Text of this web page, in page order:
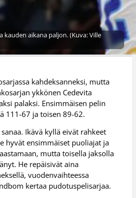
kauden aikana paljon. (Kuva: Ville
kahdeksanneksi, mutta
ykkönen Cedevita
palaksi. Ensimmäisen pelin
111-67 ja toisen 89-62.
Ikävä kyllä eivät rahkeet
hyvät ensimmäiset puoliajat ja
mutta toisella jaksolla
He repäisivät aina
vuodenvaihteessa
kertaa pudotuspelisarjaa.